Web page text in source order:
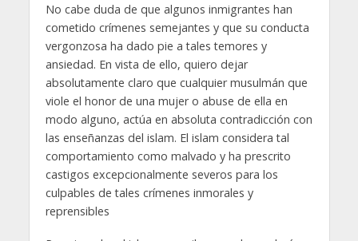
No cabe duda de que algunos inmigrantes han
cometido crímenes semejantes y que su conducta
vergonzosa ha dado pie a tales temores y
ansiedad. En vista de ello, quiero dejar
absolutamente claro que cualquier musulmán que
viole el honor de una mujer o abuse de ella en
modo alguno, actúa en absoluta contradicción con
las enseñanzas del islam. El islam considera tal
comportamiento como malvado y ha prescrito
castigos excepcionalmente severos para los
culpables de tales crímenes inmorales y
reprensibles